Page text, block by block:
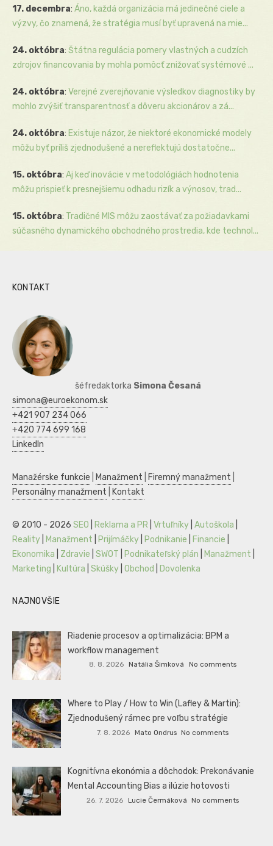
17. decembra: Áno, každá organizácia má jedinečné ciele a
výzvy, čo znamená, že stratégia musí byť upravená na mie...
24. októbra: Štátna regulácia pomery vlastných a cudzích
zdrojov financovania by mohla pomôcť znižovať systémové ...
24. októbra: Verejné zverejňovanie výsledkov diagnostiky by
mohlo zvýšiť transparentnosť a dôveru akcionárov a zá...
24. októbra: Existuje názor, že niektoré ekonomické modely
môžu byť príliš zjednodušené a nereflektujú dostatočne...
15. októbra: Aj keď inovácie v metodológiách hodnotenia
môžu prispieť k presnejšiemu odhadu rizík a výnosov, trad...
15. októbra: Tradičné MIS môžu zaostávať za požiadavkami
súčasného dynamického obchodného prostredia, kde technol...
KONTAKT
šéfredaktorka Simona Česaná
simona@euroekonom.sk
+421 907 234 066
+420 774 699 168
LinkedIn
Manažérske funkcie Manažment Firemný manažment
Personálny manažment
Kontakt
© 2010 - 2026 SEO Reklama a PR Vrtuľníky Autoškola
Reality
Manažment Prijímáčky Podnikanie Financie
Ekonomika
Zdravie SWOT Podnikateľský plán Manažment
Marketing
Kultúra Skúšky Obchod Dovolenka
NAJNOVŠIE
Riadenie procesov a optimalizácia: BPM a
workflow management
8. 8. 2026 Natália Šimková No comments
Where to Play / How to Win (Lafley & Martin):
Zjednodušený rámec pre voľbu stratégie
7. 8. 2026 Mato Ondrus No comments
Kognitívna ekonómia a dôchodok: Prekonávanie
Mental Accounting Bias a ilúzie hotovosti
26. 7. 2026 Lucie Čermáková No comments